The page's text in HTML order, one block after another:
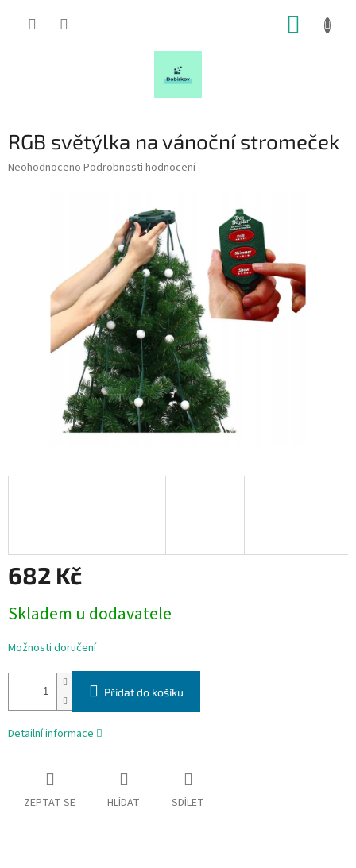
RGB světýlka na vánoční stromeček
Průměrné
Neohodnoceno Podrobnosti hodnocení
682 Kč
cena:
Skladem u dodavatele
Možnosti doručení
Přidat do košíku
Detailní informace
ZEPTAT SE HLÍDAT SDÍLET